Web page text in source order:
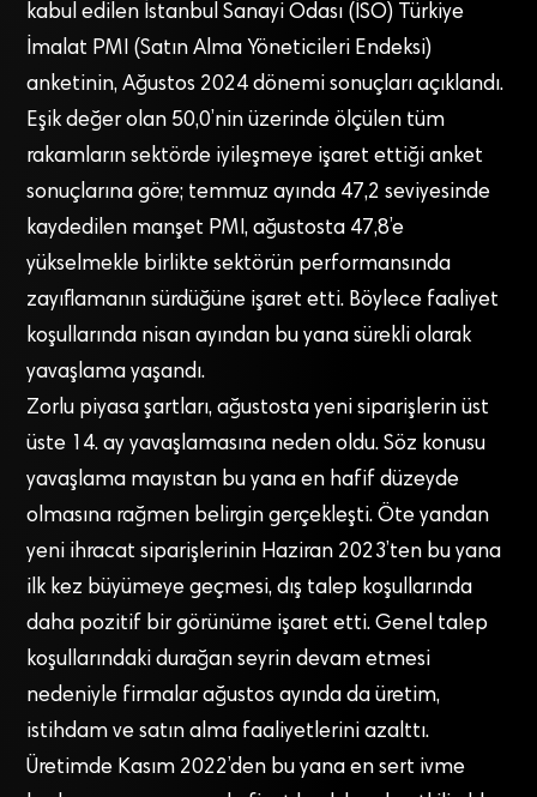
kabul edilen İstanbul Sanayi Odası (İSO) Türkiye
İmalat PMI (Satın Alma Yöneticileri Endeksi)
anketinin, Ağustos 2024 dönemi sonuçları açıklandı.
Eşik değer olan 50,0’nin üzerinde ölçülen tüm
rakamların sektörde iyileşmeye işaret ettiği anket
sonuçlarına göre; temmuz ayında 47,2 seviyesinde
kaydedilen manşet PMI, ağustosta 47,8’e
yükselmekle birlikte sektörün performansında
zayıflamanın sürdüğüne işaret etti. Böylece faaliyet
koşullarında nisan ayından bu yana sürekli olarak
yavaşlama yaşandı.
Zorlu piyasa şartları, ağustosta yeni siparişlerin üst
üste 14. ay yavaşlamasına neden oldu. Söz konusu
yavaşlama mayıstan bu yana en hafif düzeyde
olmasına rağmen belirgin gerçekleşti. Öte yandan
yeni ihracat siparişlerinin Haziran 2023’ten bu yana
ilk kez büyümeye geçmesi, dış talep koşullarında
daha pozitif bir görünüme işaret etti. Genel talep
koşullarındaki durağan seyrin devam etmesi
nedeniyle firmalar ağustos ayında da üretim,
istihdam ve satın alma faaliyetlerini azalttı.
Üretimde Kasım 2022’den bu yana en sert ivme